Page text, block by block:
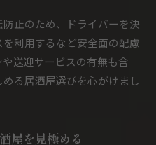
止のため、ドライバーを決
利用するなど安全面の配慮
送迎サービスの有無も含
る居酒屋選びを心がけまし
屋を見極める